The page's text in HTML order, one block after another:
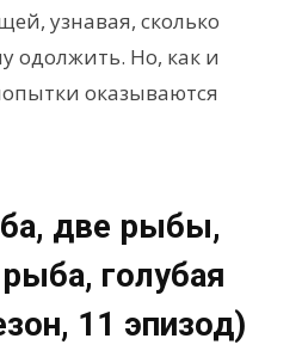
узнавая, сколько
одолжить. Но, как и
оказываются
две рыбы,
голубая
11 эпизод)